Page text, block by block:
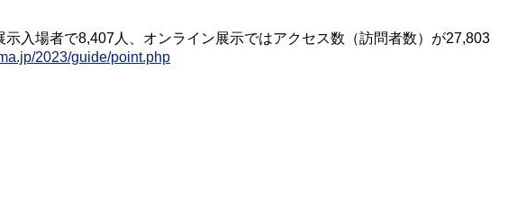
入場者で8,407人、オンライン展示ではアクセス数（訪問者数）が27,803
2023/guide/point.php